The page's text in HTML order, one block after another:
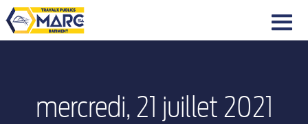
|||
mercredi, 21 juillet 2021